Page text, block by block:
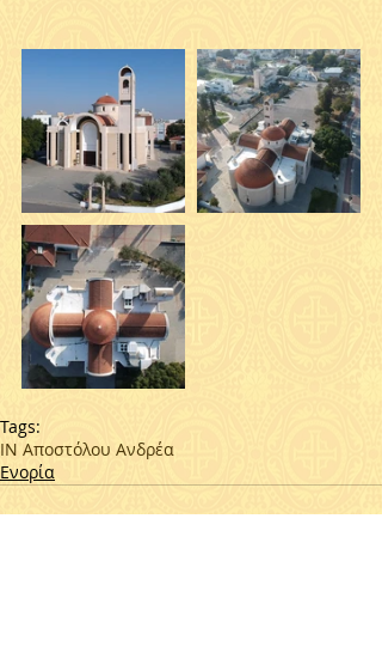
Tags:
ΙΝ Αποστόλου Ανδρέα
Ενορία